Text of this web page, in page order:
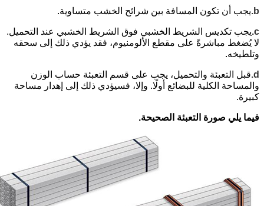
b. يجب أن تكون المسافة بين شرائح الخشب متساوية.
c. يجب تكديس الشريط الخشبي فوق الشريط الخشبي عند التحميل.
لا يُضغط مباشرةً على مقطع الألومنيوم، فقد يؤدي ذلك إلى سحقه
وتلطيخه.
d. قبل التعبئة والتحميل، يجب على قسم التعبئة حساب الوزن
والمساحة الكلية للبضائع أولًا. وإلا، فسيؤدي ذلك إلى إهدار مساحة
كبيرة.
فيما يلي صورة التعبئة الصحيحة.